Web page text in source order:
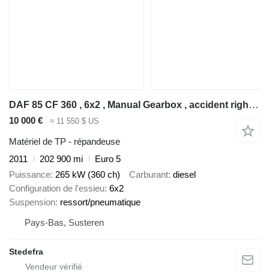
DAF 85 CF 360 , 6x2 , Manual Gearbox , accident right side , drives
10 000 € ≈ 11 550 $ US
Matériel de TP - répandeuse
2011
202 900 mi
Euro 5
Puissance 265 kW (360 ch) Carburant diesel
Configuration de l'essieu 6x2
Suspension ressort/pneumatique
Pays-Bas, Susteren
Stedefra